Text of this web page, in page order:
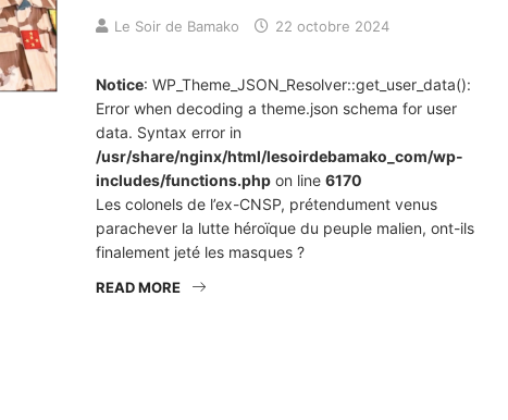
Le Soir de Bamako 22 octobre 2024
Notice: WP_Theme_JSON_Resolver::get_user_data():
Error when decoding a theme.json schema for user
data. Syntax error in
/usr/share/nginx/html/lesoirdebamako_com/wp-
includes/functions.php on line 6170
Les colonels de l’ex-CNSP, prétendument venus
parachever la lutte héroïque du peuple malien, ont-ils
finalement jeté les masques ?
READ MORE